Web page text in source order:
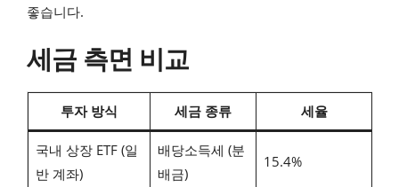
좋습니다.
세금 측면 비교
투자 방식 세금 종류 세율
국내 상장 ETF (일
반 계좌)
배당소득세 (분
배금)
15.4%